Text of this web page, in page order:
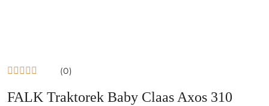
(0)
FALK Traktorek Baby Claas Axos 310